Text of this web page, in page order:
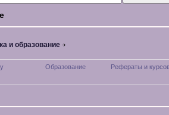
и образование
Образование
Рефераты и